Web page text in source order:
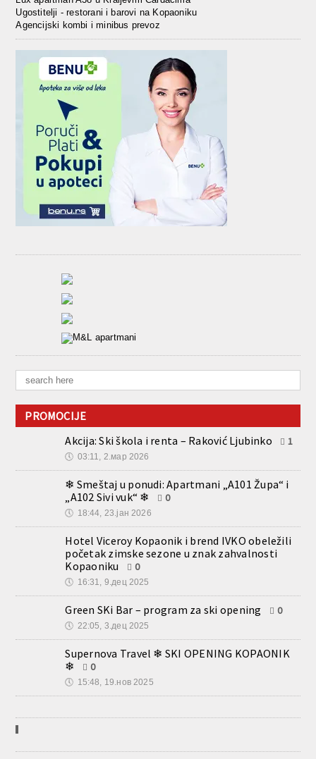
Ugostitelji - restorani i barovi na Kopaoniku
Agencijski kombi i minibus prevoz
PROMOCIJE
Akcija: Ski škola i renta – Raković Ljubinko
1
🕔 03:11, 2.мар 2026
❄ Smeštaj u ponudi: Apartmani „A101 Župa“ i
„A102 Sivi vuk“ ❄
0
🕔 18:44, 23.јан 2026
Hotel Viceroy Kopaonik i brend IVKO obeležili
početak zimske sezone u znak zahvalnosti
Kopaoniku
0
🕔 16:31, 9.дец 2025
Green SKi Bar – program za ski opening 0
🕔 22:05, 3.дец 2025
Supernova Travel ❄ SKI OPENING KOPAONIK
❄
0
🕔 15:48, 19.нов 2025